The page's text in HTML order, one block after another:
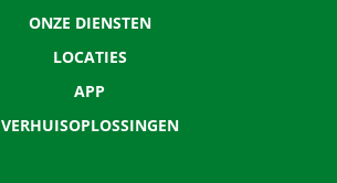
ONZE DIENSTEN
LOCATIES
APP
VERHUISOPLOSSINGEN